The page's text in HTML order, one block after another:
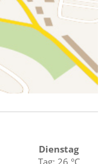
Dienstag
Tag: 26 °C